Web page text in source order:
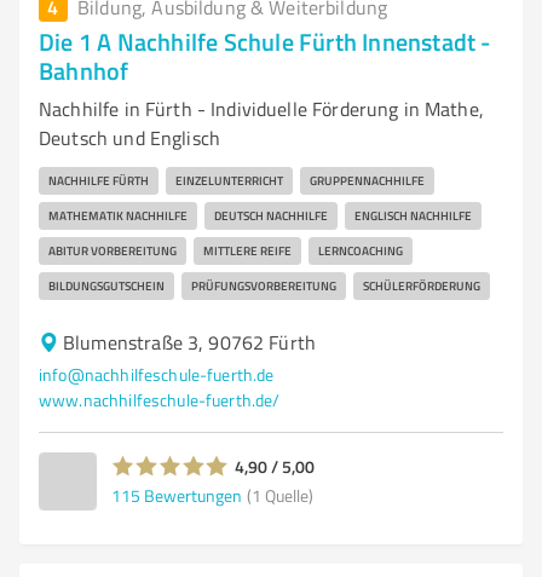
4 Bildung, Ausbildung & Weiterbildung
Die 1 A Nachhilfe Schule Fürth Innenstadt -
Bahnhof ️ ️ ️ ️ ️
Nachhilfe in Fürth - Individuelle Förderung in Mathe,
Deutsch und Englisch
NACHHILFE FÜRTH EINZELUNTERRICHT GRUPPENNACHHILFE
MATHEMATIK NACHHILFE DEUTSCH NACHHILFE ENGLISCH NACHHILFE
ABITUR VORBEREITUNG MITTLERE REIFE LERNCOACHING
BILDUNGSGUTSCHEIN PRÜFUNGSVORBEREITUNG SCHÜLERFÖRDERUNG
Blumenstraße 3, 90762 Fürth
info@nachhilfeschule-fuerth.de
www.nachhilfeschule-fuerth.de/
4,90 / 5,00
115 Bewertungen (1 Quelle)